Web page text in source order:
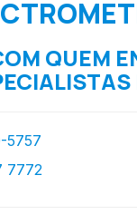
QUEM
5757
7772